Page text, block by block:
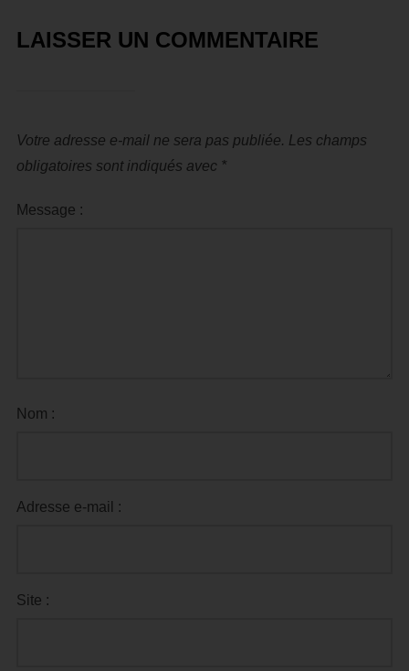
LAISSER UN COMMENTAIRE
Votre adresse e-mail ne sera pas publiée. Les champs
obligatoires sont indiqués avec *
Message :
Nom :
Adresse e-mail :
Site :